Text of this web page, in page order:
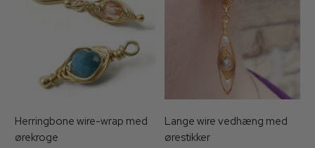
Herringbone wire-wrap med
ørekroge
Lange wire vedhæng med
ørestikker